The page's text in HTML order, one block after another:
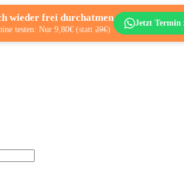
wieder frei durchatmen
testen: Nur 9,80€ (statt 29€)
Jetzt Termin